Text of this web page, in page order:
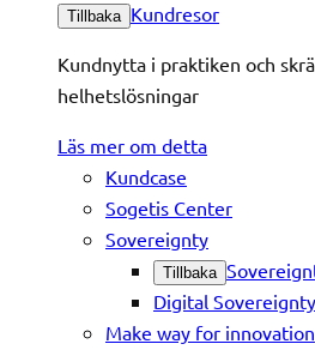
Tillbaka Kundresor
Kundnytta i praktiken och
helhetslösningar
Läs mer om detta
Kundcase
Sogetis Center
Sovereignty
Tillbaka
Digital Sovereignty
Make way for innovation